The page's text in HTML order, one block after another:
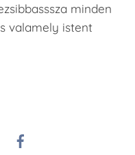
minden
valamely istent
Instagram